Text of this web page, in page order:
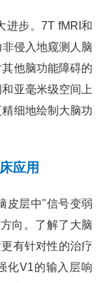
步。7T fMRI和
侵入地窥测人脑
他脑功能障碍的
亚毫米级空间上
细地绘制大脑功
应用
层中"信号变弱
向。了解了大脑
有针对性的治疗
化V1的输入层响